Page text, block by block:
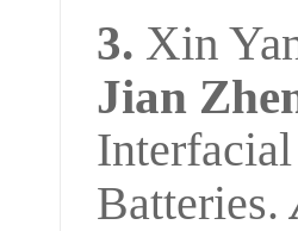
3. Xin
Jian
Batteries.